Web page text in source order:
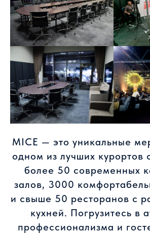
MICE — это уникальные
одном из лучших курортов
более 50 современных
залов, 3000
и свыше 50 ресторанов с
кухней. Погрузитесь в
профессионализма и